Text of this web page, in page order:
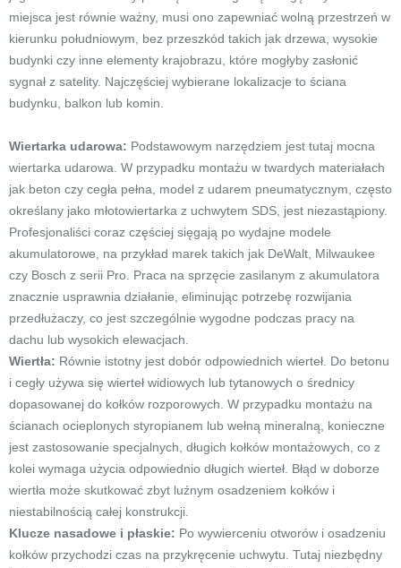
miejsca jest równie ważny, musi ono zapewniać wolną przestrzeń w
kierunku południowym, bez przeszkód takich jak drzewa, wysokie
budynki czy inne elementy krajobrazu, które mogłyby zasłonić
sygnał z satelity. Najczęściej wybierane lokalizacje to ściana
budynku, balkon lub komin.
Wiertarka udarowa: Podstawowym narzędziem jest tutaj mocna
wiertarka udarowa. W przypadku montażu w twardych materiałach
jak beton czy cegła pełna, model z udarem pneumatycznym, często
określany jako młotowiertarka z uchwytem SDS, jest niezastąpiony.
Profesjonaliści coraz częściej sięgają po wydajne modele
akumulatorowe, na przykład marek takich jak DeWalt, Milwaukee
czy Bosch z serii Pro. Praca na sprzęcie zasilanym z akumulatora
znacznie usprawnia działanie, eliminując potrzebę rozwijania
przedłużaczy, co jest szczególnie wygodne podczas pracy na
dachu lub wysokich elewacjach.
Wiertła: Równie istotny jest dobór odpowiednich wierteł. Do betonu
i cegły używa się wierteł widiowych lub tytanowych o średnicy
dopasowanej do kołków rozporowych. W przypadku montażu na
ścianach ocieplonych styropianem lub wełną mineralną, konieczne
jest zastosowanie specjalnych, długich kołków montażowych, co z
kolei wymaga użycia odpowiednio długich wierteł. Błąd w doborze
wiertła może skutkować zbyt luźnym osadzeniem kołków i
niestabilnością całej konstrukcji.
Klucze nasadowe i płaskie: Po wywierceniu otworów i osadzeniu
kołków przychodzi czas na przykręcenie uchwytu. Tutaj niezbędny